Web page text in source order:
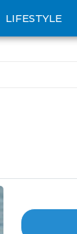
LIFESTYLE